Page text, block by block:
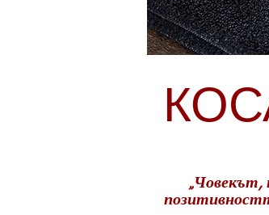
„Човекът,